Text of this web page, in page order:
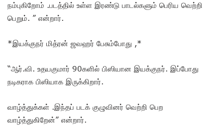
நம்புகிறோம் .படத்தில் உள்ள இரண்டு பாடல்களும் பெரிய வெற்றி
பெறும். ” என்றார்.
*இயக்குநர் மித்ரன் ஜவஹர் பேசும்போது ,*
“ஆர்.வி. உதயகுமார் 90களில் பிஸியான இயக்குநர். இப்போது
நடிகராக பிஸியாக இருக்கிறார்.
வாழ்த்துக்கள் .இந்தப் படக் குழுவினர் வெற்றி பெற
வாழ்த்துகிறேன்” என்றார்.